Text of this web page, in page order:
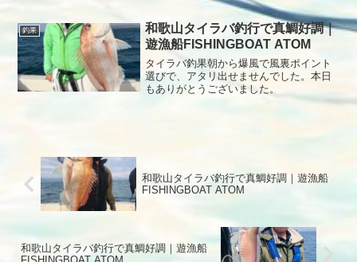
釣果
和歌山タイラバ釣行で真鯛好調｜
遊漁船FISHINGBOAT ATOM
タイラバ釣果朝から爆風で風裏ポイント
選びで、アタリ出せませんでした。本日
もありがとうございました。
和歌山タイラバ釣行で真鯛好調｜遊漁船
FISHINGBOAT ATOM
和歌山タイラバ釣行で真鯛好調｜遊漁船